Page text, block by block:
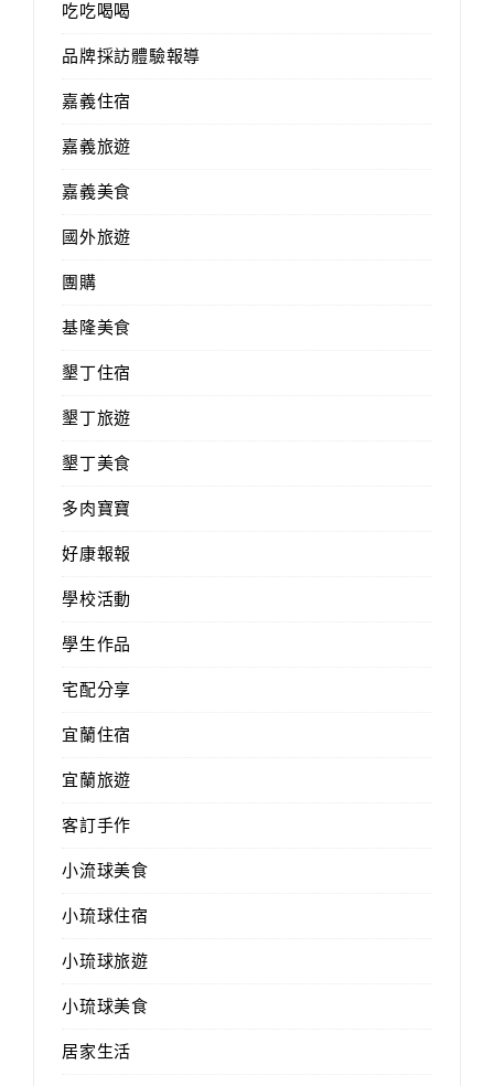
吃吃喝喝
品牌採訪體驗報導
嘉義住宿
嘉義旅遊
嘉義美食
國外旅遊
團購
基隆美食
墾丁住宿
墾丁旅遊
墾丁美食
多肉寶寶
好康報報
學校活動
學生作品
宅配分享
宜蘭住宿
宜蘭旅遊
客訂手作
小流球美食
小琉球住宿
小琉球旅遊
小琉球美食
居家生活